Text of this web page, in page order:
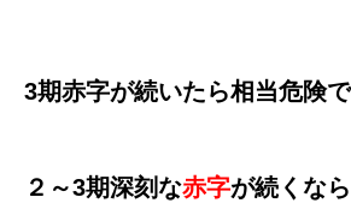
3期赤字が続いたら相当危険で
２～3期深刻な赤字が続くなら